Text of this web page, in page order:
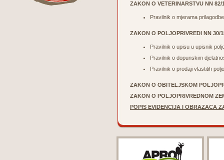
ZAKON O VETERINARSTVU NN 82/
Pravilnik o mjerama
ZAKON O POLJOPRIVREDI NN 30/
Pravilnik o upisu u upisnik
Pravilnik o dopunskim
Pravilnik o prodaji vlastitih
ZAKON O OBITELJSKOM
ZAKON O POLJOPRIVREDNOM
POPIS EVIDENCIJA I OBRAZACA